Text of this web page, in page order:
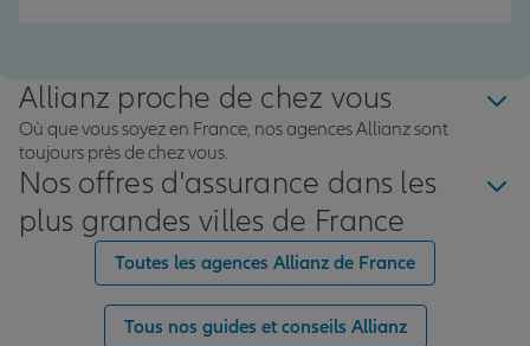
Allianz proche de chez vous
Où que vous soyez en France, nos agences Allianz sont
toujours près de chez vous.
Nos offres d'assurance dans les
plus grandes villes de France
Toutes les agences Allianz de France
Tous nos guides et conseils Allianz